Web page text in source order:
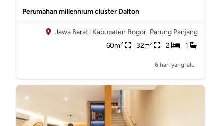
Perumahan millennium cluster Dalton
Jawa Barat, Kabupaten Bogor, Parung Panjang
60m2 32m2 2 1
6 hari yang lalu